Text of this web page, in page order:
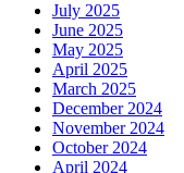
July 2025
June 2025
May 2025
April 2025
March 2025
December 2024
November 2024
October 2024
April 2024